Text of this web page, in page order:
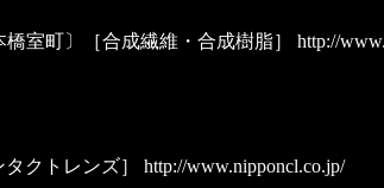
橋室町〕［合成繊維・合成樹脂］
http://
クトレンズ］ http://www.nipponcl.co.jp/